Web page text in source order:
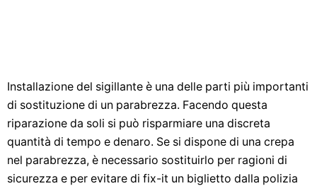
Installazione del sigillante è una delle parti più importanti
di sostituzione di un parabrezza. Facendo questa
riparazione da soli si può risparmiare una discreta
quantità di tempo e denaro. Se si dispone di una crepa
nel parabrezza, è necessario sostituirlo per ragioni di
sicurezza e per evitare di fix-it un biglietto dalla polizia